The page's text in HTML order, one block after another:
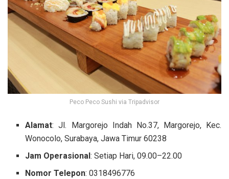
Peco Peco Sushi via Tripadvisor
Alamat: Jl. Margorejo Indah No.37, Margorejo, Kec.
Wonocolo, Surabaya, Jawa Timur 60238
Jam Operasional: Setiap Hari, 09.00–22.00
Nomor Telepon: 0318496776